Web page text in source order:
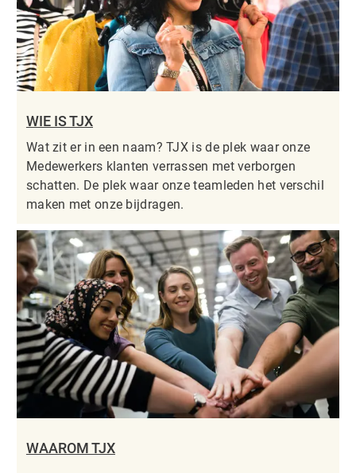
WIE IS TJX
Wat zit er in een naam? TJX is de plek waar onze
Medewerkers klanten verrassen met verborgen
schatten. De plek waar onze teamleden het verschil
maken met onze bijdragen.
WAAROM TJX